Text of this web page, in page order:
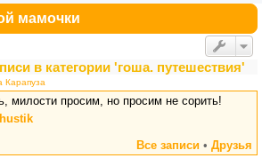
мамочки
в категории 'гоша. путешествия'
Карапуза
милости просим, но просим не сорить!
Все записи • Друзья